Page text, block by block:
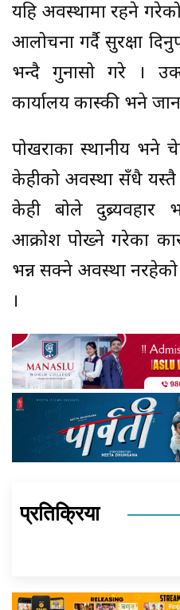
यहि अवस्थामा रहने गरेको
आलोचना गर्दै सुरक्षा
भन्दै गुनासो गरे । उक्त
कार्यालय कास्की भने
पोखराका स्थानीय भने
केहीको अवस्था सँधै
केही बोले दुब्र्यवहार
आक्रोश पोख्ने गरेका
भन्न सक्ने अवस्था
।
प्रतिक्रिया